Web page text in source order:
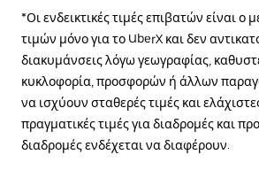
*Οι ενδεικτικές τιμές επιβατών είναι ο
τιμών μόνο για το UberX και δεν
διακυμάνσεις λόγω γεωγραφίας,
κυκλοφορία, προσφορών ή άλλων
να ισχύουν σταθερές τιμές και
πραγματικές τιμές για διαδρομές και
διαδρομές ενδέχεται να διαφέρουν.